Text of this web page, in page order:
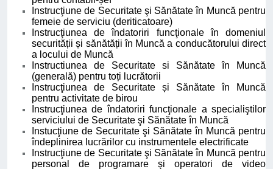
Instrucţiune de Securitate şi Sănătate în Muncă pentru
femeie de serviciu (deriticatoare)
Instrucţiunea de îndatoriri funcţionale în domeniul
securității și sănătății în Muncă a conducătorului direct
a locului de Muncă
Instructiunea de Securitate si Sănătate în Muncă
(generală) pentru toți lucrătorii
Instrucţiunea de Securitate și Sănătate în Muncă
pentru activitate de birou
Instrucţiunea de îndatoriri funcţionale a specialiştilor
serviciului de Securitate şi Sănătate în Muncă
Instucţiune de Securitate şi Sănătate în Muncă pentru
îndeplinirea lucrărilor cu instrumentele electrificate
Instrucţiune de Securitate şi Sănătate în Muncă pentru
personal de programare şi operatori de video